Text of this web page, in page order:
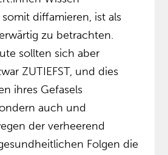
diffamieren, ist als
zu betrachten.
sollten sich aber
ZUTIEFST, und dies
ihres Gefasels
auch und
der verheerend
Folgen die